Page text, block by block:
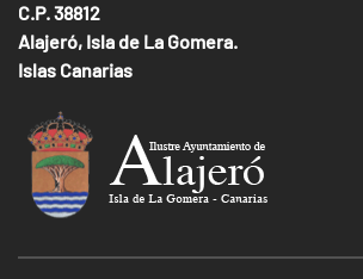
C.P. 38812
Alajeró, Isla de La Gomera.
Islas Canarias